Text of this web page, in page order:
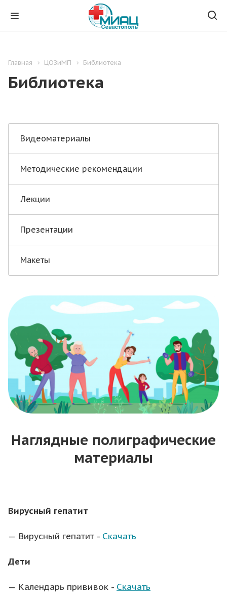
Главная ЦОЗиМП Библиотека
Библиотека
Видеоматериалы
Методические рекомендации
Лекции
Презентации
Макеты
Наглядные полиграфические
материалы
Вирусный гепатит
Вирусный гепатит - Скачать
Дети
Календарь прививок - Скачать